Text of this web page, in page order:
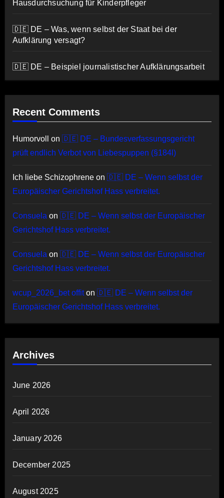
Hausdurchsuchung für Kinderpfleger
🇩🇪 DE – Was, wenn selbst der Staat bei der
Aufklärung versagt?
🇩🇪 DE – Beispiel journalistischer Aufklärungsarbeit
Recent Comments
Humorvoll on 🇩🇪 DE – Bundesverfassungsgericht
prüft endlich Verbot von Liebespuppen (§184l)
Ich liebe Schizophreneon 🇩🇪 DE – Wenn selbst der
Europäischer Gerichtshof Hass verbreitet.
Consuela on 🇩🇪 DE – Wenn selbst der Europäischer
Gerichtshof Hass verbreitet.
Consuela on 🇩🇪 DE – Wenn selbst der Europäischer
Gerichtshof Hass verbreitet.
wcup_2026_bet offiton 🇩🇪 DE – Wenn selbst der
Europäischer Gerichtshof Hass verbreitet.
Archives
June 2026
April 2026
January 2026
December 2025
August 2025